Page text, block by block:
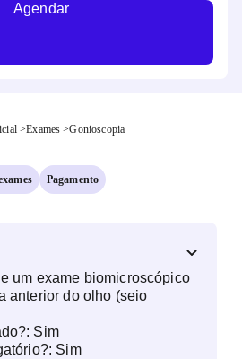
Agendar
>Exames >Gonioscopia
Pagamento
um exame biomicroscópico
anterior do olho (seio
Sim
Sim